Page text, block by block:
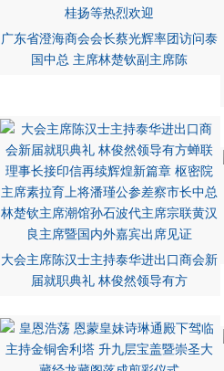
广东省澄海商会会长蔡光辉率团访问泰
国中总 主席林楚钦副主席陈
大会主席陈汉士主持泰华进出口商会新
届就职典礼 林俊然领导有方